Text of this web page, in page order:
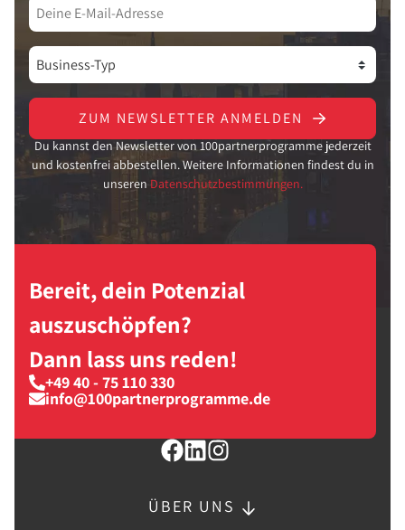
ZUM NEWSLETTER ANMELDEN
Du kannst den Newsletter von 100partnerprogramme jederzeit
und kostenfrei abbestellen. Weitere Informationen findest du in
unseren Datenschutzbestimmungen.
Bereit, dein Potenzial
auszuschöpfen?
Dann lass uns reden!
+49 40 - 75 110 330
info@100partnerprogramme.de
ÜBER UNS